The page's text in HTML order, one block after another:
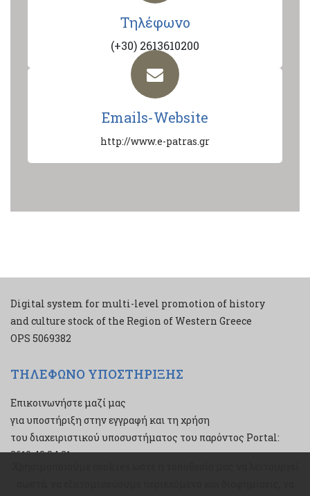
Τηλέφωνο
(+30) 2613610200
Emails-Website
http://www.e-patras.gr
Digital system for multi-level promotion of history
and culture stock of the Region of Western Greece
ΟPS 5069382
ΤΗΛΕΦΩΝΟ ΥΠΟΣΤΗΡΙΞΗΣ
Επικοινωνήστε μαζί μας
για υποστήριξη στην εγγραφή και τη χρήση
του διαχειριστικού υποσυστήματος του παρόντος Portal:
2610 43 34 21